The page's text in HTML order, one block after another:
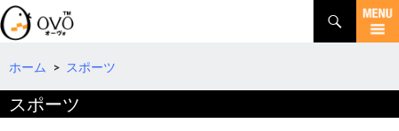
検
索
コ
テ
へ
ホーム > スポーツ
スポーツ